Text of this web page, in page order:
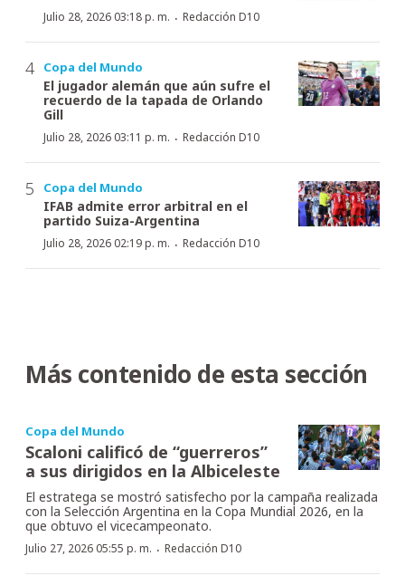
Julio 28, 2026 03:18 p. m. · Redacción D10
Copa del Mundo
El jugador alemán que aún sufre el
recuerdo de la tapada de Orlando
Gill
Julio 28, 2026 03:11 p. m. · Redacción D10
Copa del Mundo
IFAB admite error arbitral en el
partido Suiza-Argentina
Julio 28, 2026 02:19 p. m. · Redacción D10
Más contenido de esta sección
Copa del Mundo
Scaloni calificó de “guerreros”
a sus dirigidos en la Albiceleste
El estratega se mostró satisfecho por la campaña realizada
con la Selección Argentina en la Copa Mundial 2026, en la
que obtuvo el vicecampeonato.
Julio 27, 2026 05:55 p. m. · Redacción D10